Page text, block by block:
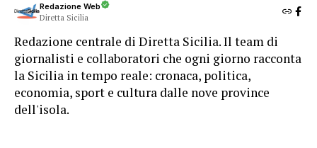
Redazione Web
Diretta Sicilia
Redazione centrale di Diretta Sicilia. Il team di
giornalisti e collaboratori che ogni giorno racconta
la Sicilia in tempo reale: cronaca, politica,
economia, sport e cultura dalle nove province
dell'isola.